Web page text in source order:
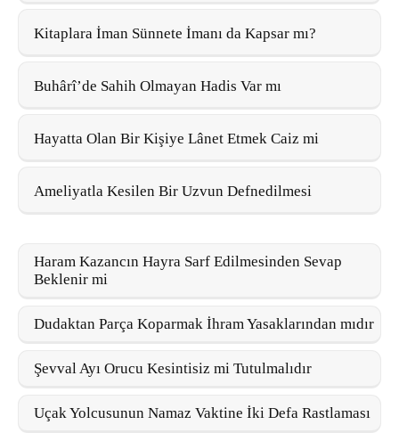
Kitaplara İman Sünnete İmanı da Kapsar mı?
Buhârî’de Sahih Olmayan Hadis Var mı
Hayatta Olan Bir Kişiye Lânet Etmek Caiz mi
Ameliyatla Kesilen Bir Uzvun Defnedilmesi
Haram Kazancın Hayra Sarf Edilmesinden Sevap
Beklenir mi
Dudaktan Parça Koparmak İhram Yasaklarından mıdır
Şevval Ayı Orucu Kesintisiz mi Tutulmalıdır
Uçak Yolcusunun Namaz Vaktine İki Defa Rastlaması